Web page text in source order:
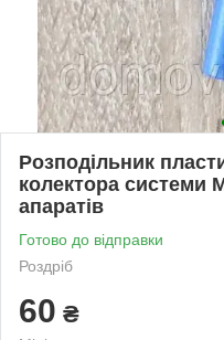
Розподільник
колектора системи
апаратів
Готово до відправки
Роздріб
60 ₴